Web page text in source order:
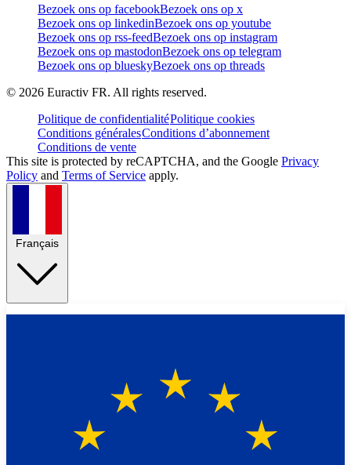
Bezoek ons op facebookBezoek ons op x
Bezoek ons op linkedinBezoek ons op youtube
Bezoek ons op rss-feedBezoek ons op instagram
Bezoek ons op mastodonBezoek ons op telegram
Bezoek ons op blueskyBezoek ons op threads
© 2026 Euractiv FR. All rights reserved.
Politique de confidentialitéPolitique cookies
Conditions généralesConditions d’abonnement
Conditions de vente
This site is protected by reCAPTCHA, and the Google Privacy
Policy and Terms of Service apply.
Français